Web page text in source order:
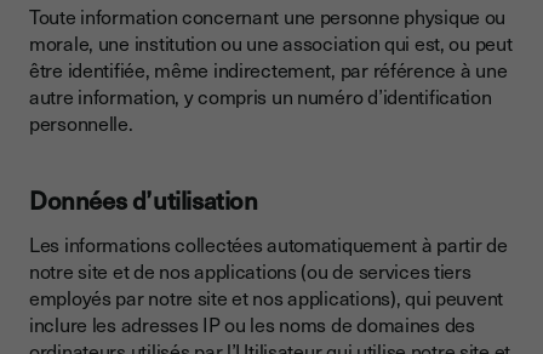
Toute information concernant une personne physique ou
morale, une institution ou une association qui est, ou peut
être identifiée, même indirectement, par référence à une
autre information, y compris un numéro d’identification
personnelle.
Données d’utilisation
Les informations collectées automatiquement à partir de
notre site et de nos applications (ou de services tiers
employés par notre site et nos applications), qui peuvent
inclure les adresses IP ou les noms de domaines des